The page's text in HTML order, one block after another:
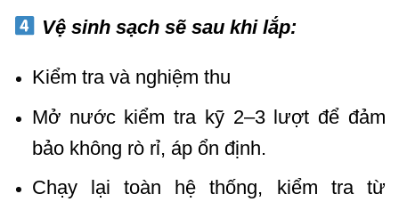
Vệ sinh sạch sẽ sau khi lắp:
Kiểm tra và nghiệm thu
Mở nước kiểm tra kỹ 2–3 lượt để đảm
bảo không rò rỉ, áp ổn định.
Chạy lại toàn hệ thống, kiểm tra từ